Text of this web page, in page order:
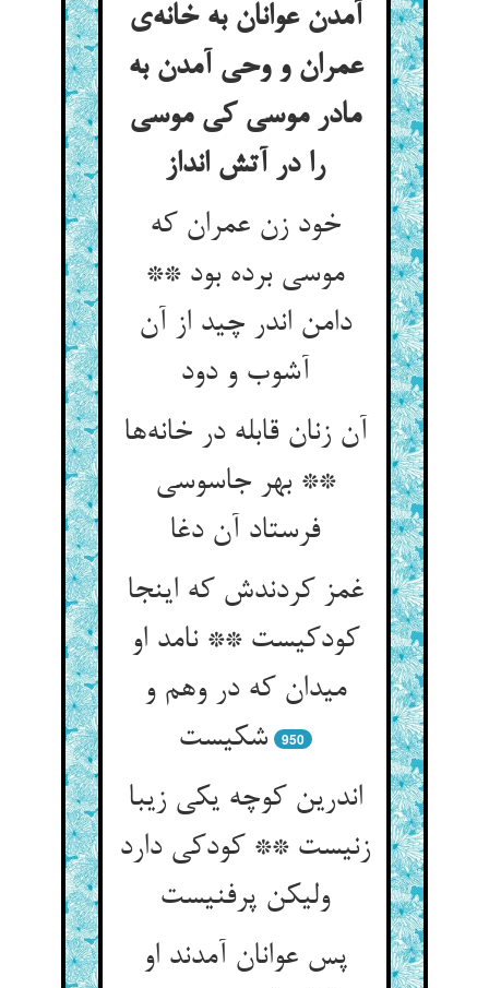
آمدن عوانان به خانه‌ی
عمران و وحی آمدن به
مادر موسی کی موسی
را در آتش انداز
خود زن عمران که
موسی برده بود **
دامن اندر چید از آن
آشوب و دود
آن زنان قابله در خانه‌ها
** بهر جاسوسی
فرستاد آن دغا
غمز کردندش که اینجا
کودکیست ** نامد او
میدان که در وهم و
شکیست
950
اندرین کوچه یکی زیبا
زنیست ** کودکی دارد
ولیکن پرفنیست
پس عوانان آمدند او